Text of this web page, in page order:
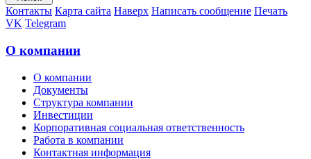
Контакты Карта сайта Наверх Написать сообщение Печать
VK Telegram
О компании
О компании
Документы
Структура компании
Инвестиции
Корпоративная социальная ответственность
Работа в компании
Контактная информация